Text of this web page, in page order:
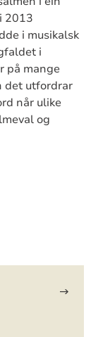
2013
i musikalsk
i
på mange
det utfordrar
når ulike
og